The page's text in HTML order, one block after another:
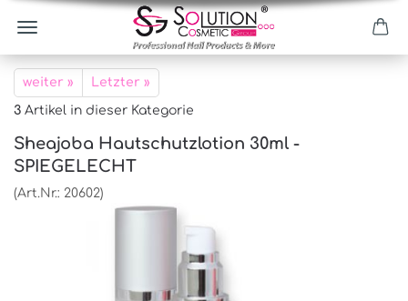
weiter » Letzter »
3 Artikel in dieser Kategorie
Sheajoba Hautschutzlotion 30ml -
SPIEGELECHT
(Art.Nr.: 20602)